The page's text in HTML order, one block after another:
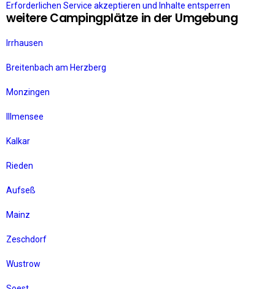
Erforderlichen Service akzeptieren und Inhalte entsperren
weitere Campingplätze in der Umgebung
Irrhausen
Breitenbach am Herzberg
Monzingen
Illmensee
Kalkar
Rieden
Aufseß
Mainz
Zeschdorf
Wustrow